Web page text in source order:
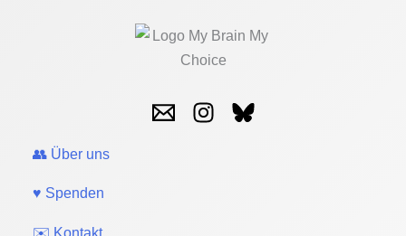
👥 Über uns
♥️ Spenden
✉️ Kontakt